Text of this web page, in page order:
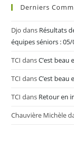
Derniers
Djo dans Résultats
équipes séniors :
TCI dansC’est beau
TCI dansC’est beau
TCI dans Retour en
Chauvière Michèle